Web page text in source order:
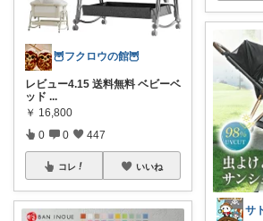
🦉フクロウの館🦉
レビュー4.15 送料無料 ベビーベ
ッド ...
￥ 16,800
0 0 447
コレ いいね